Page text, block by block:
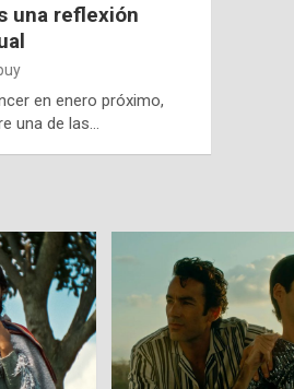
una reflexión
en enero próximo,
una de las…